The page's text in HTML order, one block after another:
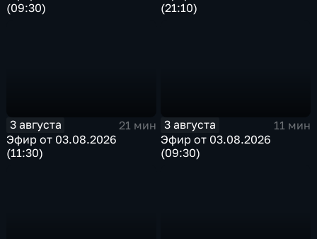
(09:30)
(21:10)
3 августа
21 мин
Эфир от 03.08.2026
(11:30)
3 августа
11 мин
Эфир от 03.08.2026
(09:30)